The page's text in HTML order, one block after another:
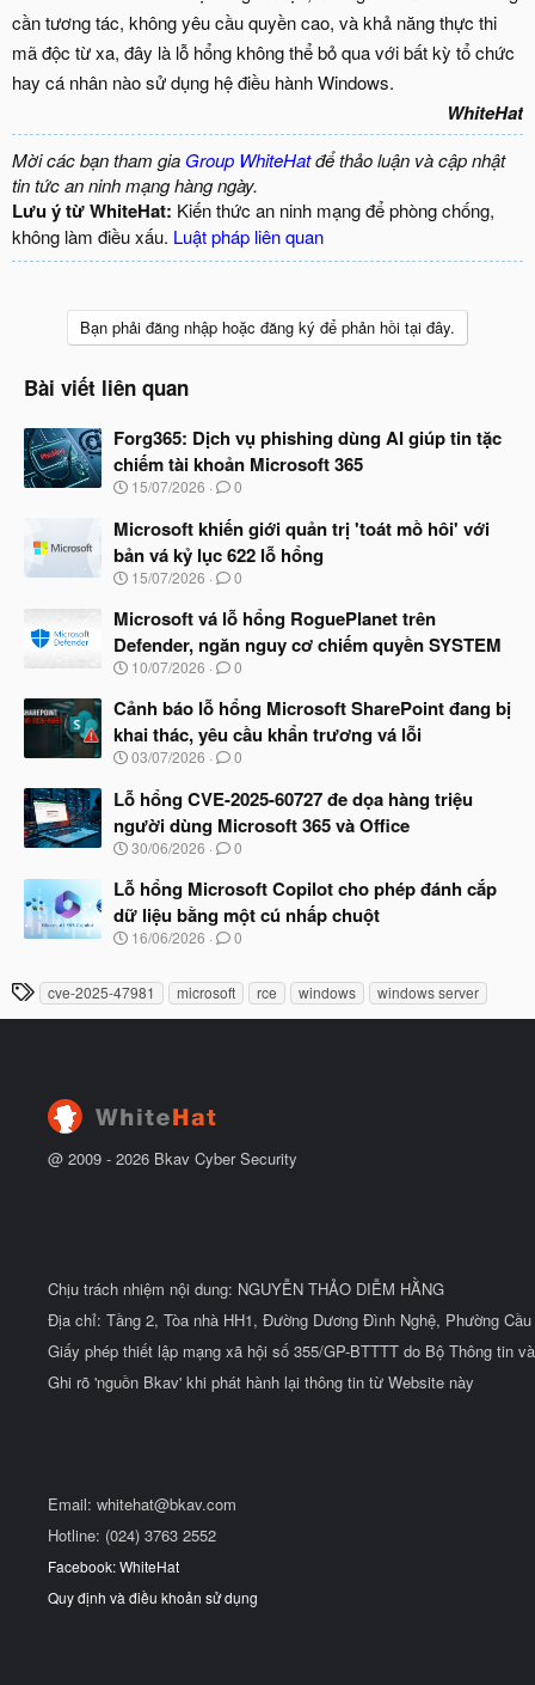
cần tương tác, không yêu cầu quyền cao, và khả năng thực thi
mã độc từ xa, đây là lỗ hổng không thể bỏ qua với bất kỳ tổ chức
hay cá nhân nào sử dụng hệ điều hành Windows.
WhiteHat
Mời các bạn tham gia Group WhiteHatđể thảo luận và cập nhật
tin tức an ninh mạng hàng ngày.
Lưu ý từ WhiteHat: Kiến thức an ninh mạng để phòng chống,
không làm điều xấu. Luật pháp liên quan
Bạn phải đăng nhập hoặc đăng ký để phản hồi tại đây.
Bài viết liên quan
Forg365: Dịch vụ phishing dùng AI giúp tin tặc
chiếm tài khoản Microsoft 365
N
à
y
b
ắ
đ
ầ
u
15/07/2026 0
Microsoft khiến giới quản trị 'toát mồ hôi' với
bản vá kỷ lục 622 lỗ hổng
N
à
b
ắ
đ
ầ
u
15/07/2026 0
Microsoft vá lỗ hổng RoguePlanet trên
Defender, ngăn nguy cơ chiếm quyền SYSTEM
N
à
b
ắ
đ
ầ
u
10/07/2026 0
Cảnh báo lỗ hổng Microsoft SharePoint đang bị
khai thác, yêu cầu khẩn trương vá lỗi
N
à
y
b
ắ
đ
ầ
u
03/07/2026 0
Lỗ hổng CVE-2025-60727 đe dọa hàng triệu
người dùng Microsoft 365 và Office
N
à
b
ắ
đ
ầ
u
30/06/2026 0
Lỗ hổng Microsoft Copilot cho phép đánh cắp
dữ liệu bằng một cú nhấp chuột
N
y
u
16/06/2026 0
T
h
cve-2025-47981 microsoft rce windows windows server
@ 2009 - 2026 Bkav Cyber Security
Chịu trách nhiệm nội dung: NGUYỄN THẢO DIỄM HẰNG
Địa chỉ: Tầng 2, Tòa nhà HH1, Đường Dương Đình Nghệ, Phường
Giấy phép thiết lập mạng xã hội số 355/GP-BTTTT do Bộ Thông tin
Ghi rõ 'nguồn Bkav' khi phát hành lại thông tin từ Website này
Email: whitehat@bkav.com
Hotline: (024) 3763 2552
Facebook: WhiteHat
Quy định và điều khoản sử dụng